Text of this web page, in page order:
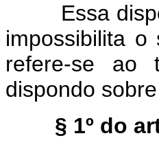
Essa
impossibilita
refere-se ao
dispondo
§ 1º do